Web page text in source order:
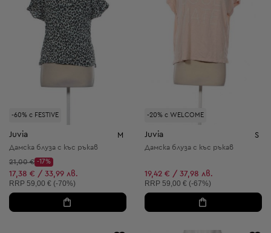
-60% с FESTIVE
Juvia M
Дамска блуза с къс ръкав
Начална цена:
21,00 €
Discount Price:
-17%
Намалена цена:
17,38 € / 33,99 лв.
Препоръчителна цена:
RRP 59,00 € (-70%)
-20% с WELCOME
Juvia S
Дамска блуза с къс ръкав
19,42 € / 37,98 лв.
Препоръчителна цена:
RRP 59,00 € (-67%)